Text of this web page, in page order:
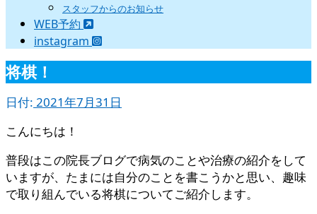
スタッフからのお知らせ
WEB予約
instagram
将棋！
日付: 2021年7月31日
こんにちは！
普段はこの院長ブログで病気のことや治療の紹介をして
いますが、たまには自分のことを書こうかと思い、趣味
で取り組んでいる将棋についてご紹介します。